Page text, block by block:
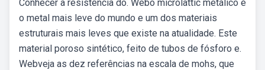
Conhecer a resistência do. Webo microlattic metálico é
o metal mais leve do mundo e um dos materiais
estruturais mais leves que existe na atualidade. Este
material poroso sintético, feito de tubos de fósforo e.
Webveja as dez referências na escala de mohs, que